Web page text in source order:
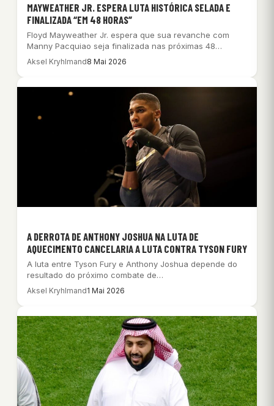
MAYWEATHER JR. ESPERA LUTA HISTÓRICA SELADA E
FINALIZADA “EM 48 HORAS”
Floyd Mayweather Jr. espera que sua revanche com
Manny Pacquiao seja finalizada nas próximas 48…
Aksel Kryhlmand8 Mai 2026
A DERROTA DE ANTHONY JOSHUA NA LUTA DE
AQUECIMENTO CANCELARIA A LUTA CONTRA TYSON FURY
A luta entre Tyson Fury e Anthony Joshua depende do
resultado do próximo combate de…
Aksel Kryhlmand1 Mai 2026